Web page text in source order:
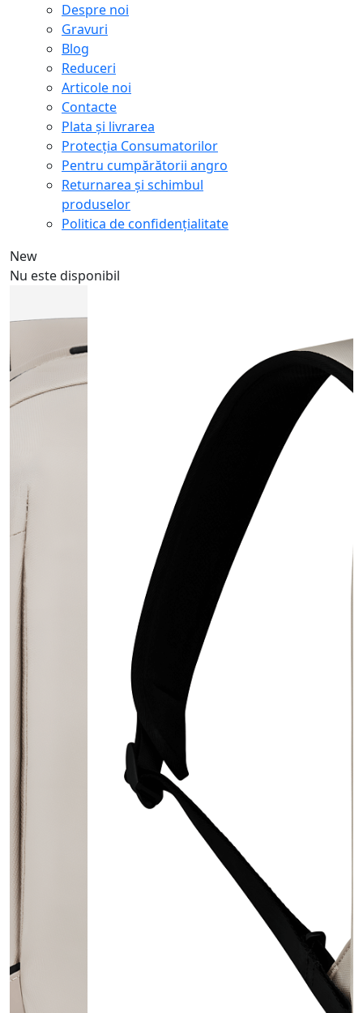
Despre noi
Gravuri
Blog
Reduceri
Articole noi
Contacte
Plata și livrarea
Protecţia Consumatorilor
Pentru cumpărătorii angro
Returnarea și schimbul
produselor
Politica de confidențialitate
New
Nu este disponibil